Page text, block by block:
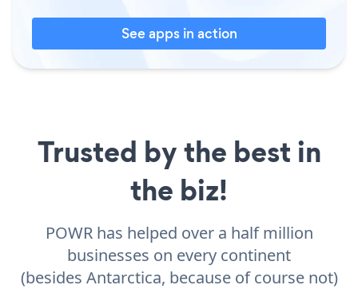
See apps in action
Trusted by the best in
the biz!
POWR has helped over a half million
businesses on every continent
(besides Antarctica, because of course not)